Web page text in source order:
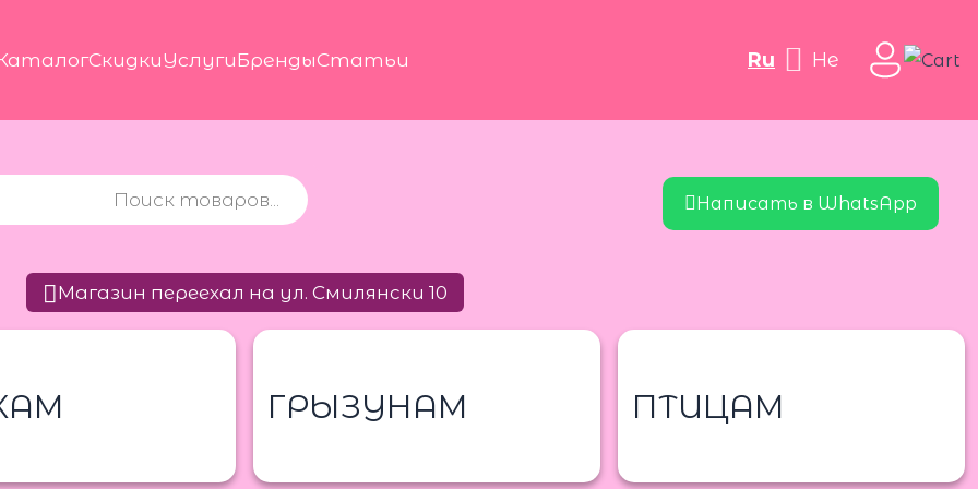
ru he
СкидкиУслугиБрендыСтатьи
Написать в WhatsApp
Магазин переехал на ул. Смилянски 10
ГРЫЗУНАМ ПТИЦАМ